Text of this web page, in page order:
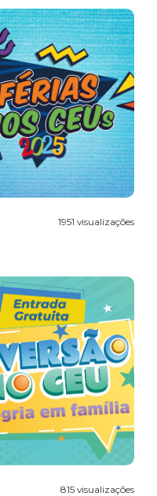
1951 visualizações
815 visualizações